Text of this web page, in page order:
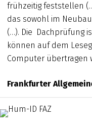
frühzeitig feststellen
das sowohl im
(…). Die Dachprüfung
können auf dem
Computer übertragen
Frankfurter